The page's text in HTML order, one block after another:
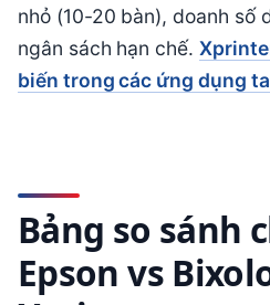
nhỏ (10-20 bàn), doanh số
ngân sách hạn chế.
biến trong các ứng dụng
Bảng so sánh
Epson vs